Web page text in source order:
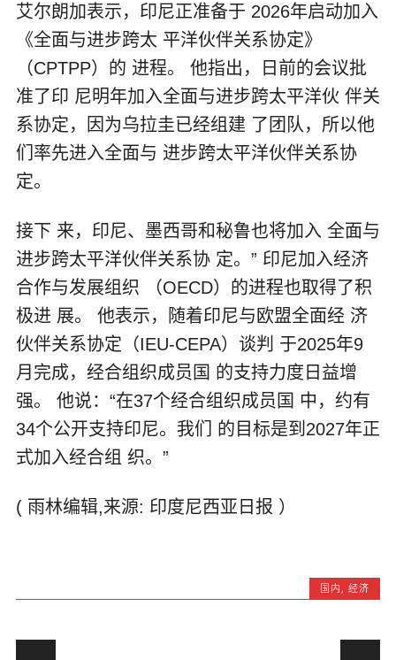
艾尔朗加表示，印尼正准备于 2026年启动加入
《全面与进步跨太 平洋伙伴关系协定》
（CPTPP）的 进程。 他指出，日前的会议批
准了印 尼明年加入全面与进步跨太平洋伙 伴关
系协定，因为乌拉圭已经组建 了团队，所以他
们率先进入全面与 进步跨太平洋伙伴关系协
定。
接下 来，印尼、墨西哥和秘鲁也将加入 全面与
进步跨太平洋伙伴关系协 定。” 印尼加入经济
合作与发展组织 （OECD）的进程也取得了积
极进 展。 他表示，随着印尼与欧盟全面经 济
伙伴关系协定（IEU-CEPA）谈判 于2025年9
月完成，经合组织成员国 的支持力度日益增
强。 他说：“在37个经合组织成员国 中，约有
34个公开支持印尼。我们 的目标是到2027年正
式加入经合组 织。”
( 雨林编辑,来源: 印度尼西亚日报 ）
国内,经济